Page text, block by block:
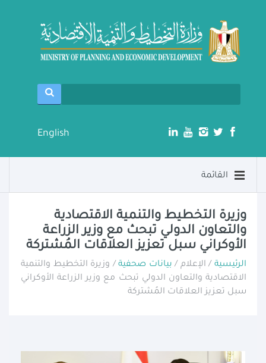
English
القائمة
وزيرة التخطيط والتنمية الاقتصادية
والتعاون الدولي تبحث مع وزير الزراعة
الأوكراني سبل تعزيز العلاقات المُشتركة
الرئيسية/ الإعلام / بيانات صحفية/ وزيرة التخطيط والتنمية
الاقتصادية والتعاون الدولي تبحث مع وزير الزراعة الأوكراني
سبل تعزيز العلاقات المُشتركة